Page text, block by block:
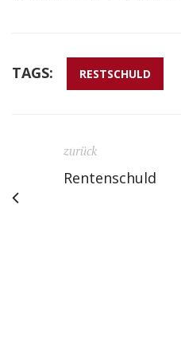
TAGS: RESTSCHULD
zurück
Rentenschuld